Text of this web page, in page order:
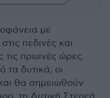
με
πεδινές και
τις πρωινές ώρες.
τα δυτικά, οι
θα σημειωθούν